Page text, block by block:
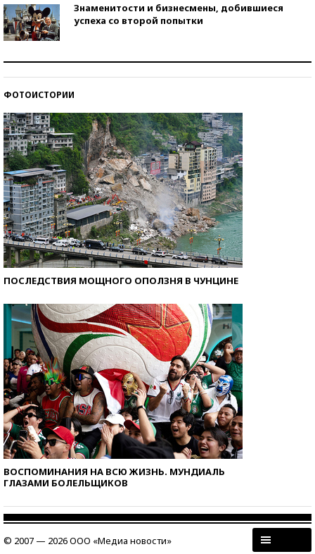
Знаменитости и бизнесмены, добившиеся
успеха со второй попытки
ФОТОИСТОРИИ
ПОСЛЕДСТВИЯ МОЩНОГО ОПОЛЗНЯ В ЧУНЦИНЕ
ВОСПОМИНАНИЯ НА ВСЮ ЖИЗНЬ. МУНДИАЛЬ
ГЛАЗАМИ БОЛЕЛЬЩИКОВ
© 2007 — 2026 ООО «Медиа новости»